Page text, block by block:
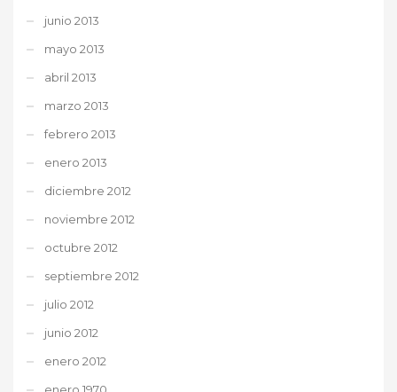
junio 2013
mayo 2013
abril 2013
marzo 2013
febrero 2013
enero 2013
diciembre 2012
noviembre 2012
octubre 2012
septiembre 2012
julio 2012
junio 2012
enero 2012
enero 1970